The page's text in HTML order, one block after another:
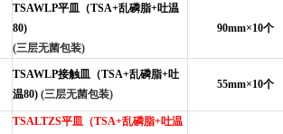
TSAWLP平皿（TSA+乱磷脂+吐温
80)
(三层无菌包装)
90mm×10个
TSAWLP接触皿（TSA+乱磷脂+吐
温80) (三层无菌包装)
55mm×10个
TSALTZS平皿（TSA+乱磷脂+吐温